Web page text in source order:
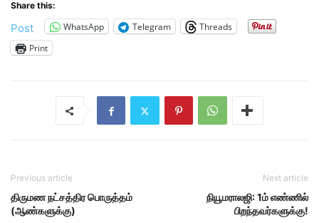
Share this:
Post WhatsApp Telegram
Threads
Print
Previous article
திருமண நட்சத்திர பொருத்தம்
(ஆண்களுக்கு)
Next article
நியூமராலஜி: 1ம் எண்ணில்
பிறந்தவர்களுக்கு!